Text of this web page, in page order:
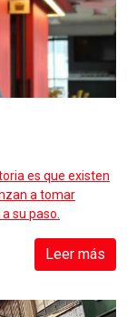
es que existen
a tomar
su paso.
Leer más